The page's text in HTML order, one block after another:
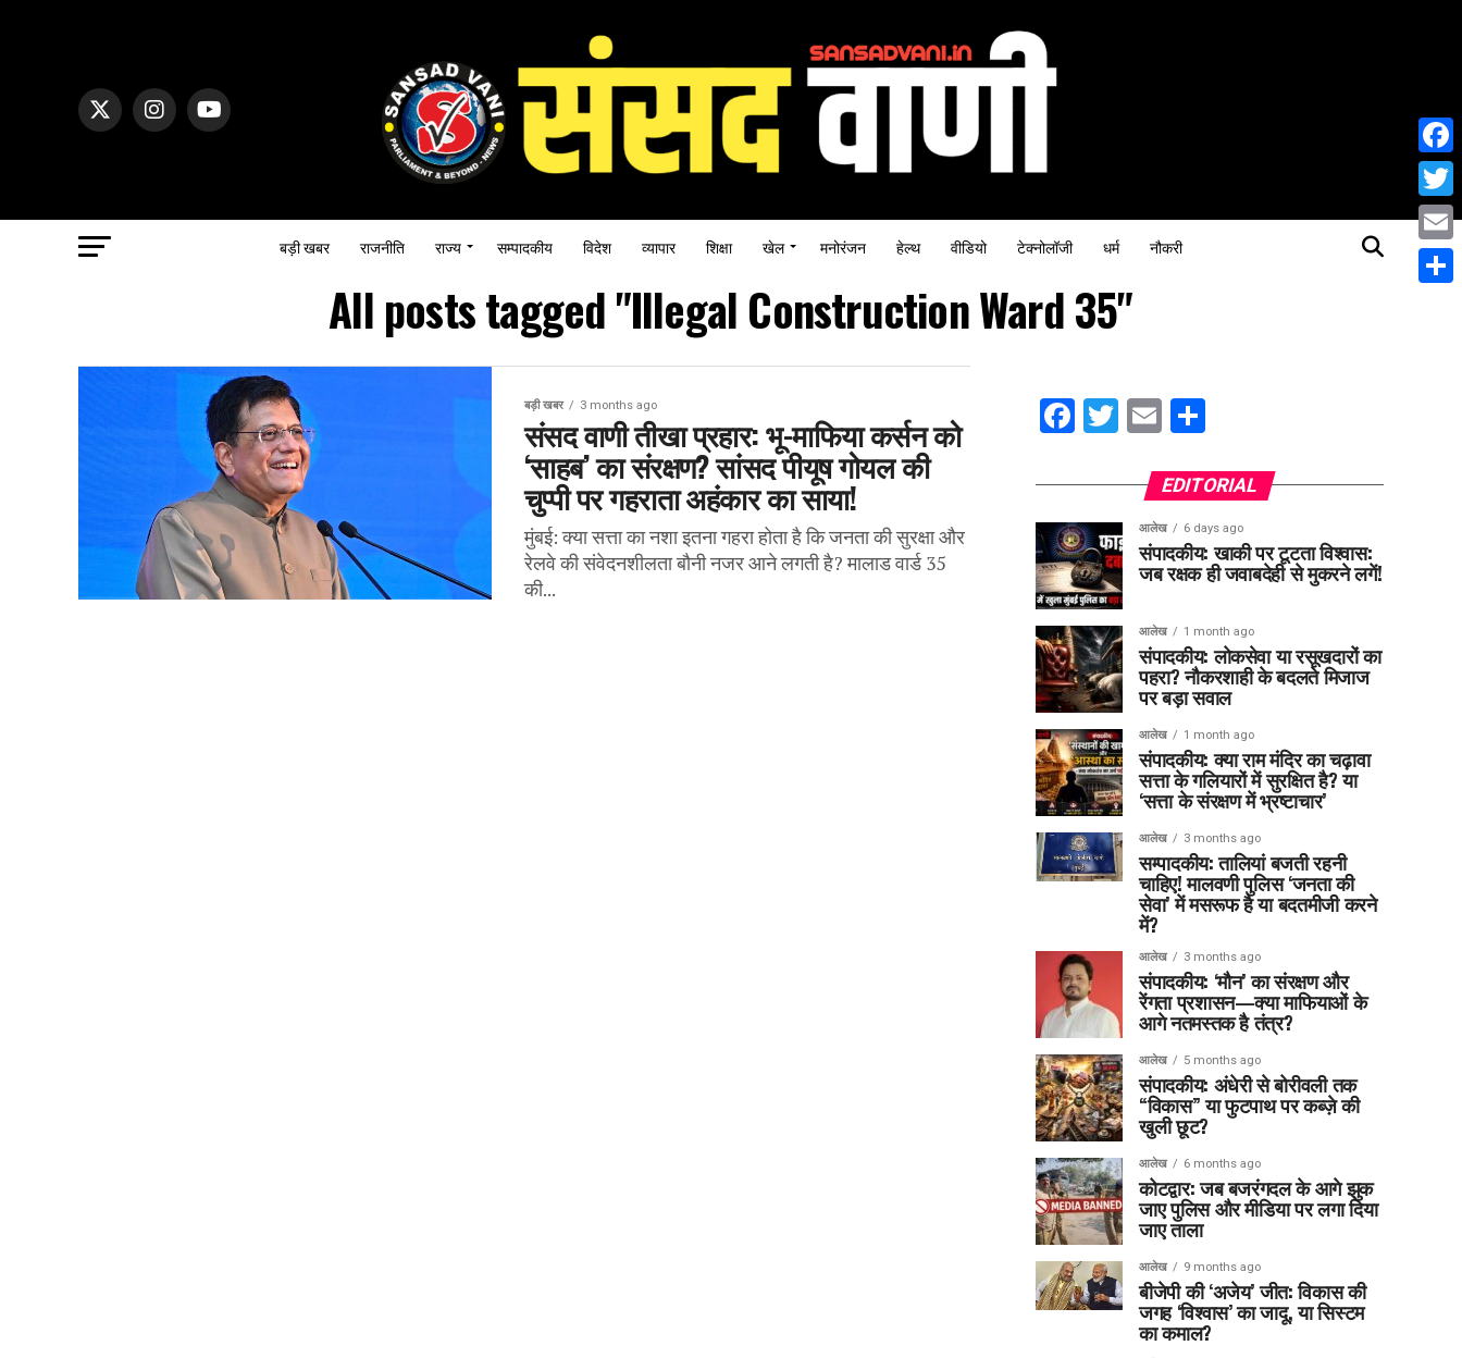
बड़ी खबर राजनीति राज्य सम्पादकीय विदेश व्यापार शिक्षा खेल मनोरंजन हेल्थ वीडियो टेक्नोलॉजी धर्म नौकरी
All posts tagged "Illegal Construction Ward 35"
बड़ी खबर 3 months ago
संसद वाणी तीखा प्रहार: भू-माफिया कर्सन को
‘साहब’ का संरक्षण? सांसद पीयूष गोयल की
चुप्पी पर गहराता अहंकार का साया!
मुंबई: क्या सत्ता का नशा इतना गहरा होता है कि जनता की सुरक्षा और
रेलवे की संवेदनशीलता बौनी नजर आने लगती है? मालाड वार्ड 35
की...
Facebook
Twitter
Email
EDITORIAL
आलेख 6 days ago
संपादकीय: खाकी पर टूटता विश्वास:
जब रक्षक ही जवाबदेही से मुकरने लगें!
आलेख 1 month ago
संपादकीय: लोकसेवा या रसूखदारों का
पहरा? नौकरशाही के बदलते मिजाज
पर बड़ा सवाल
आलेख 1 month ago
संपादकीय: क्या राम मंदिर का चढ़ावा
सत्ता के गलियारों में सुरक्षित है? या
‘सत्ता के संरक्षण में भ्रष्टाचार’
आलेख 3 months ago
सम्पादकीय: तालियां बजती रहनी
चाहिए! मालवणी पुलिस ‘जनता की
सेवा’ में मसरूफ है या बदतमीजी करने
में?
आलेख 3 months ago
संपादकीय: ‘मौन’ का संरक्षण और
रेंगता प्रशासन—क्या माफियाओं के
आगे नतमस्तक है तंत्र?
आलेख 5 months ago
संपादकीय: अंधेरी से बोरीवली तक
“विकास” या फुटपाथ पर कब्ज़े की
खुली छूट?
आलेख 6 months ago
कोटद्वार: जब बजरंगदल के आगे झुक
जाए पुलिस और मीडिया पर लगा दिया
जाए ताला
आलेख 9 months ago
बीजेपी की ‘अजेय’ जीत: विकास की
जगह ‘विश्वास’ का जादू, या सिस्टम
का कमाल?
Email